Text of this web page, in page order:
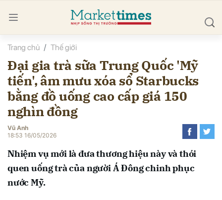
Trang chủ Thế giới
Đại gia trà sữa Trung Quốc 'Mỹ
tiến', âm mưu xóa sổ Starbucks
bằng đồ uống cao cấp giá 150
nghìn đồng
Vũ Anh
18:53 16/05/2026
Nhiệm vụ mới là đưa thương hiệu này và thói
quen uống trà của người Á Đông chinh phục
nước Mỹ.
luận